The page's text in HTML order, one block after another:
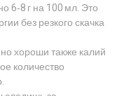
6‑8 г на 100 мл. Это
без резкого скачка
хороши также калий
количество